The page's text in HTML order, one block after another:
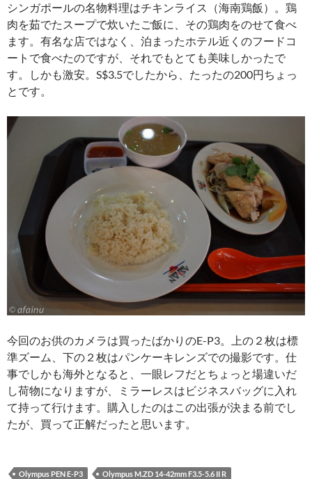
シンガポールの名物料理はチキンライス（海南鶏飯）。鶏
肉を茹でたスープで炊いたご飯に、その鶏肉をのせて食べ
ます。有名な店ではなく、泊まったホテル近くのフードコ
ートで食べたのですが、それでもとても美味しかったで
す。しかも激安。S$3.5でしたから、たったの200円ちょっ
とです。
今回のお供のカメラは買ったばかりのE-P3。上の２枚は標
準ズーム、下の２枚はパンケーキレンズでの撮影です。仕
事でしかも海外となると、一眼レフだとちょっと場違いだ
し荷物になりますが、ミラーレスはビジネスバッグに入れ
て持って行けます。購入したのはこの出張が決まる前でし
たが、買って正解だったと思います。
Olympus PEN E-P3
Olympus M.ZD 14-42mm F3.5-5.6 II R